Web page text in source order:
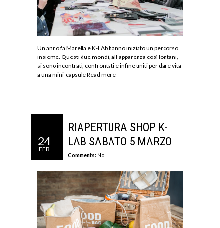
Un anno fa Marella e K-LAb hanno iniziato un percorso
insieme. Questi due mondi, all’apparenza così lontani,
si sono incontrati, confrontati e infine uniti per dare vita
a una mini-capsuleRead more
24
FEB
RIAPERTURA SHOP K-
LAB SABATO 5 MARZO
Comments: No